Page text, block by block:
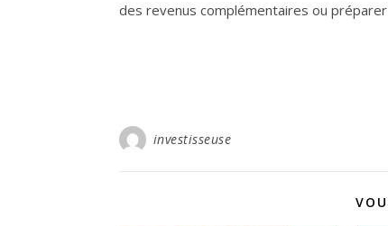
des revenus complémentaires ou
investisseuse